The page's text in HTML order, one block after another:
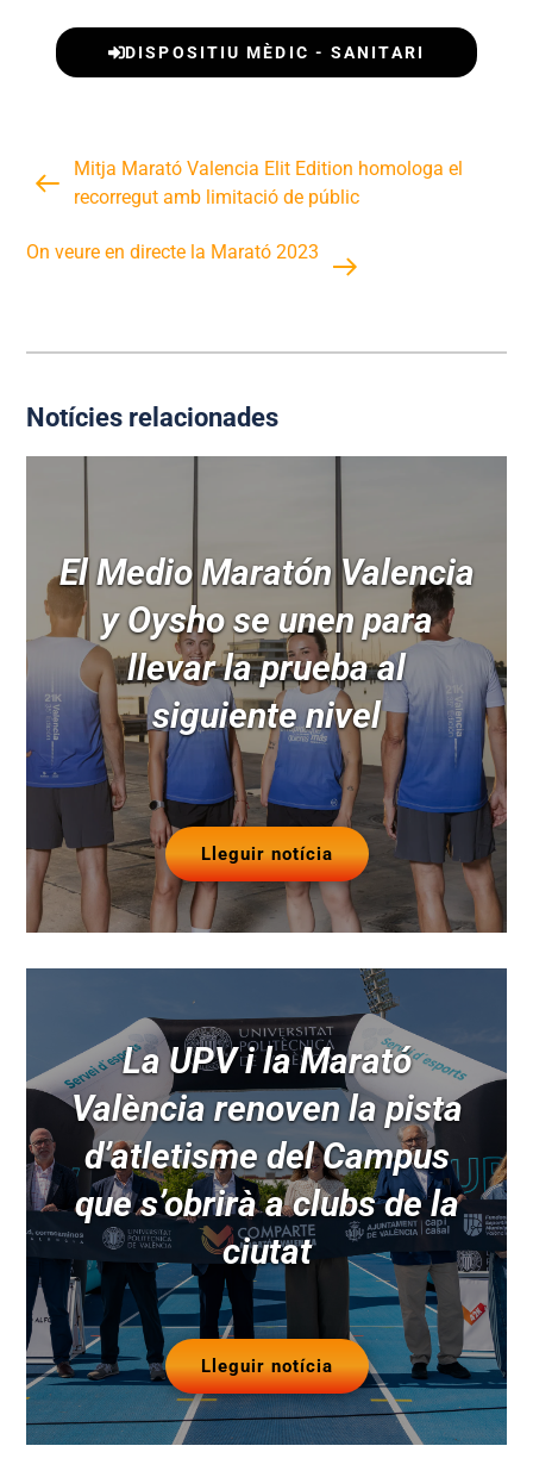
DISPOSITIU MÈDIC - SANITARI
Mitja Marató Valencia Elit Edition homologa el
recorregut amb limitació de públic
On veure en directe la Marató 2023
Notícies relacionades
El Medio Maratón Valencia
y Oysho se unen para
llevar la prueba al
siguiente nivel
Lleguir notícia
La UPV i la Marató
València renoven la pista
d’atletisme del Campus
que s’obrirà a clubs de la
ciutat
Lleguir notícia